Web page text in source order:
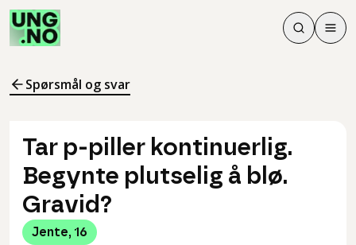
Søk
Søk
Meny
Spørsmål og svar
Tar p-piller kontinuerlig.
Begynte plutselig å blø.
Gravid?
Jente, 16